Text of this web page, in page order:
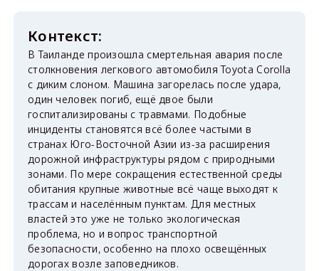
В Таиланде произошла смертельная авария после
столкновения легкового автомобиля Toyota Corolla
с диким слоном. Машина загорелась после удара,
один человек погиб, ещё двое были
госпитализированы с травмами. Подобные
инциденты становятся всё более частыми в
странах Юго-Восточной Азии из-за расширения
дорожной инфраструктуры рядом с природными
зонами. По мере сокращения естественной среды
обитания крупные животные всё чаще выходят к
трассам и населённым пунктам. Для местных
властей это уже не только экологическая
проблема, но и вопрос транспортной
безопасности, особенно на плохо освещённых
дорогах возле заповедников.